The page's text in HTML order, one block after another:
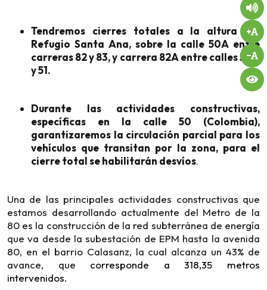
Tendremos cierres totales a la altura del
Refugio Santa Ana, sobre la calle 50A entre
carreras 82 y 83, y carrera 82A entre calles 50A
y 51.
Durante las actividades constructivas,
específicas en la calle 50 (Colombia),
garantizaremos la circulación parcial para los
vehículos que transitan por la zona, para el
cierre total se habilitarán desvíos.
Una de las principales actividades constructivas que
estamos desarrollando actualmente del Metro de la
80 es la construcción de la red subterránea de energía
que va desde la subestación de EPM hasta la avenida
80, en el barrio Calasanz, la cual alcanza un 43% de
avance, que corresponde a 318,35 metros
intervenidos.